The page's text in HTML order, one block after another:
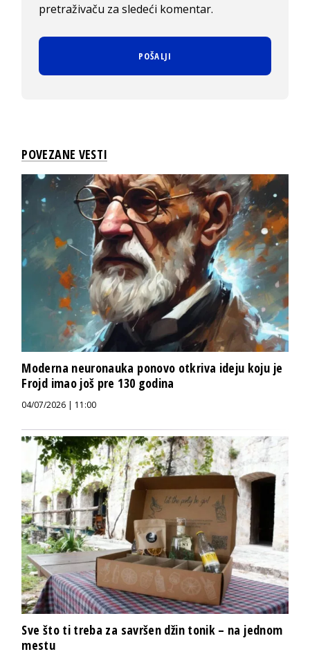
pretraživaču za sledeći komentar.
POVEZANE VESTI
Moderna neuronauka ponovo otkriva ideju koju je
Frojd imao još pre 130 godina
04/07/2026 | 11:00
Sve što ti treba za savršen džin tonik – na jednom
mestu